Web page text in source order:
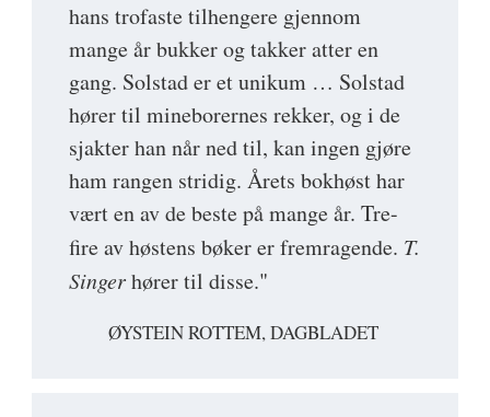
hans trofaste tilhengere gjennom
mange år bukker og takker atter en
gang. Solstad er et unikum … Solstad
hører til mineborernes rekker, og i de
sjakter han når ned til, kan ingen gjøre
ham rangen stridig. Årets bokhøst har
vært en av de beste på mange år. Tre-
fire av høstens bøker er fremragende. T.
Singerhører til disse."
ØYSTEIN ROTTEM, DAGBLADET